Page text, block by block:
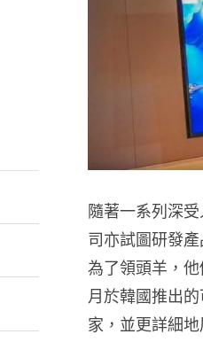
隨著一系列深
司亦試圖研發
為了領頭羊，
月於韓國推出
家，並更詳細